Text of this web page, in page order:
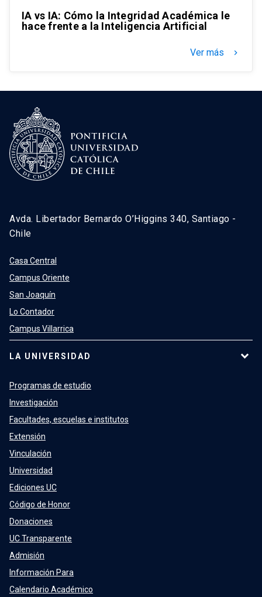
IA vs IA: Cómo la Integridad Académica le
hace frente a la Inteligencia Artificial
Ver más keyboard_arrow_right
Avda. Libertador Bernardo O’Higgins 340, Santiago -
Chile
Casa Central
Campus Oriente
San Joaquín
Lo Contador
Campus Villarrica
LA UNIVERSIDAD
Programas de estudio
Investigación
Facultades, escuelas e institutos
Extensión
Vinculación
Universidad
Ediciones UC
Código de Honor
Donaciones
UC Transparente
Admisión
Información Para
Calendario Académico